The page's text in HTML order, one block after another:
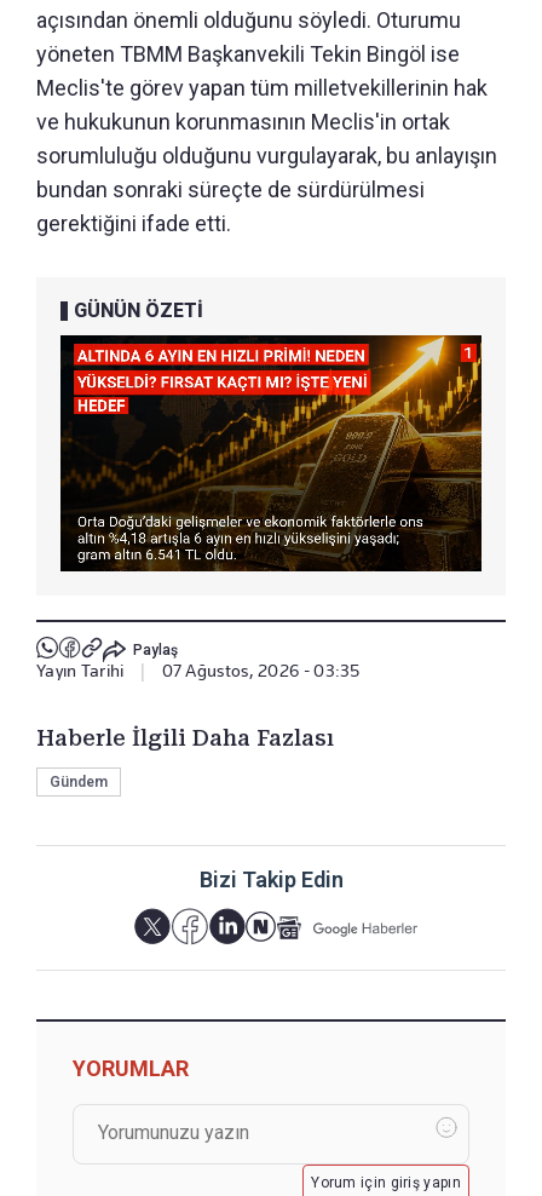
açısından önemli olduğunu söyledi. Oturumu
yöneten TBMM Başkanvekili Tekin Bingöl ise
Meclis'te görev yapan tüm milletvekillerinin hak
ve hukukunun korunmasının Meclis'in ortak
sorumluluğu olduğunu vurgulayarak, bu anlayışın
bundan sonraki süreçte de sürdürülmesi
gerektiğini ifade etti.
GÜNÜN ÖZETİ
Paylaş
Yayın Tarihi 07 Ağustos, 2026 - 03:35
Haberle İlgili Daha Fazlası
Gündem
Bizi Takip Edin
YORUMLAR
Yorum için giriş yapın